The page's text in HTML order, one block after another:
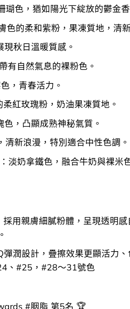
瑚色，猶如陽光下綻放的鬱金香
色的柔和紫粉，果凍質地，清
現秋日溫暖質感。
有自然氣息的裸粉色。
，青春活力。
柔紅玫瑰粉，奶油果凍質地。
色，凸顯成熟神秘氣質。
清新浪漫，特別適合中性色調。
淡奶拿鐵色，融合牛奶與裸米
採用親膚細膩粉體，呈現透明感
彈潤設計，疊擦效果更顯活力
、#25，#28～31號色
#胭脂 第5名 🏆